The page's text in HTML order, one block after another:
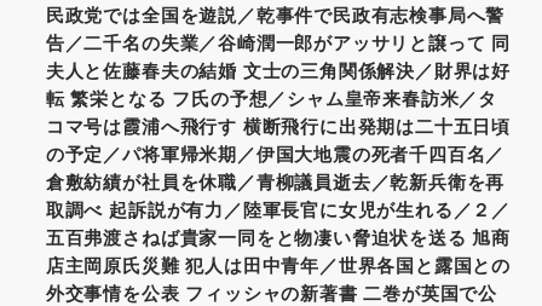
民政党では全国を遊説／乾事件で民政有志検事局へ警
告／二千名の失業／谷崎潤一郎がアッサリと譲って 同
夫人と佐藤春夫の結婚 文士の三角関係解決／財界は好
転 繁栄となる フ氏の予想／シャム皇帝来春訪米／タ
コマ号は霞浦へ飛行す 横断飛行に出発期は二十五日頃
の予定／パ将軍帰米期／伊国大地震の死者千四百名／
倉敷紡績が社員を休職／青柳議員逝去／乾新兵衛を再
取調べ 起訴説が有力／陸軍長官に女児が生れる／２／
五百弗渡さねば貴家一同をと物凄い脅迫状を送る 旭商
店主岡原氏災難 犯人は田中青年／世界各国と露国との
外交事情を公表 フィッシャの新著書 二巻が英国で公